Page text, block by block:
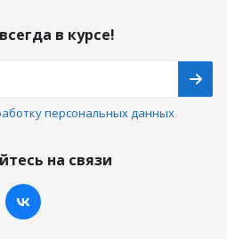
в курсе!
персональных данных
на связи